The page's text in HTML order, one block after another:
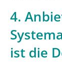
4.
ist die